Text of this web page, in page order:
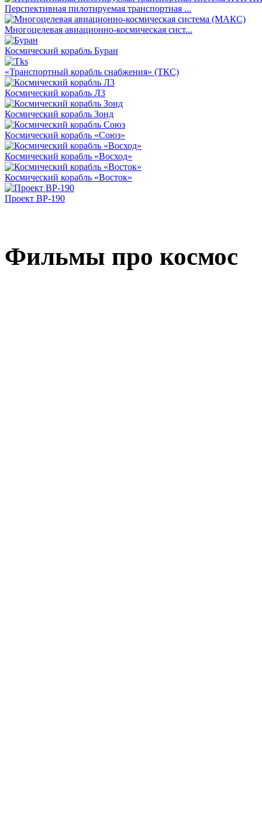
Перспективная пилотируемая транспортная ...
Многоцелевая авиационно-космическая сист...
Космический корабль Буран
«Транспортный корабль снабжения» (ТКС)
Космический корабль Л3
Космический корабль Зонд
Космический корабль «Союз»
Космический корабль «Восход»
Космический корабль «Восток»
Проект ВР-190
Фильмы про космос